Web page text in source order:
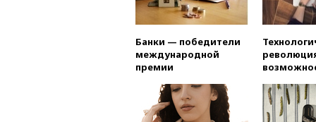
Банки — победители
международной
премии